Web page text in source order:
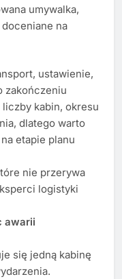
umywalka,
na
ustawienie,
zakończeniu
kabin, okresu
dlatego warto
etapie planu
nie przerywa
logistyki
awarii
się jedną kabinę